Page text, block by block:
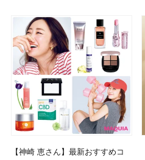
【神崎 恵さん】最新おすすめコ